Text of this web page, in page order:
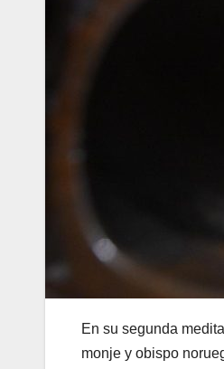
En su segunda
monje y obispo